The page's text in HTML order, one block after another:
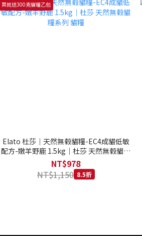
買就送300克貓糧乙包
Elato 杜莎｜天然無榖貓糧-EC4成貓低敏
配方-嫩羊野鹿 1.5kg｜杜莎 天然無榖貓糧
系列 貓糧
NT$978
NT$1,150 8.5折